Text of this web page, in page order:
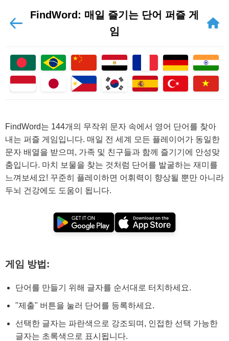
FindWord: 매일 즐기는 단어 퍼즐 게
임
FindWord는 144개의 무작위 문자 속에서 영어 단어를 찾아
내는 퍼즐 게임입니다. 매일 전 세계 모든 플레이어가 동일한
문자 배열을 받으며, 가족 및 친구들과 함께 즐기기에 안성맞
춤입니다. 마치 보물을 찾는 것처럼 단어를 발굴하는 재미를
느껴보세요! 꾸준히 플레이하면 어휘력이 향상될 뿐만 아니라
두뇌 건강에도 도움이 됩니다.
게임 방법:
단어를 만들기 위해 글자를 순서대로 터치하세요.
"제출" 버튼을 눌러 단어를 등록하세요.
선택한 글자는 파란색으로 강조되며, 인접한 선택 가능한
글자는 초록색으로 표시됩니다.